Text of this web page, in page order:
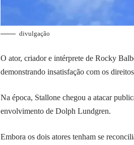
divulgação
O ator, criador e intérprete de Rocky
demonstrando insatisfação com os
Na época, Stallone chegou a atacar
envolvimento de Dolph Lundgren.
Embora os dois atores tenham se